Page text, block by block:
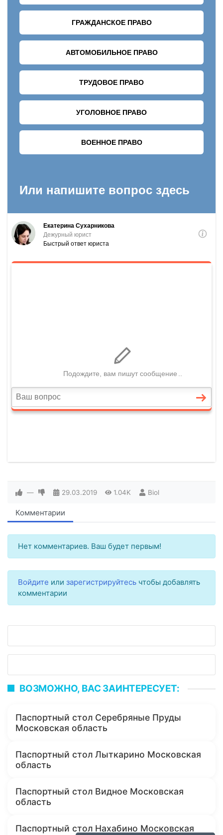
— 29.03.2019 1.04K Biol
Комментарии
Нет комментариев. Ваш будет первым!
Войдите или зарегистрируйтесь чтобы добавлять
комментарии
ВОЗМОЖНО, ВАС ЗАИНТЕРЕСУЕТ:
Паспортный стол Серебряные Пруды
Московская область
Паспортный стол Лыткарино Московская
область
Паспортный стол Видное Московская
область
Паспортный стол Нахабино Московская